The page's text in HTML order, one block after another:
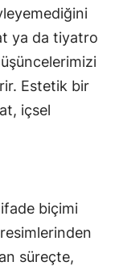
ya da tiyatro
Estetik bir
içsel
biçimi
süreçte,